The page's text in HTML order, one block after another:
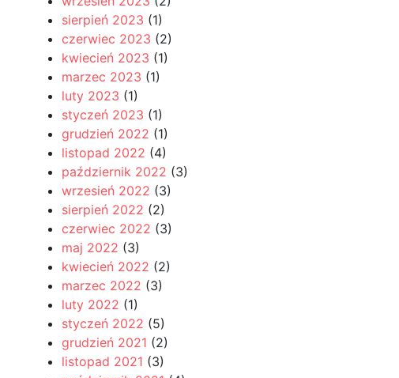
sierpień 2023 (1)
czerwiec 2023 (2)
kwiecień 2023 (1)
marzec 2023 (1)
luty 2023 (1)
styczeń 2023 (1)
grudzień 2022 (1)
listopad 2022 (4)
październik 2022 (3)
wrzesień 2022 (3)
sierpień 2022 (2)
czerwiec 2022 (3)
maj 2022 (3)
kwiecień 2022 (2)
marzec 2022 (3)
luty 2022 (1)
styczeń 2022 (5)
grudzień 2021 (2)
listopad 2021 (3)